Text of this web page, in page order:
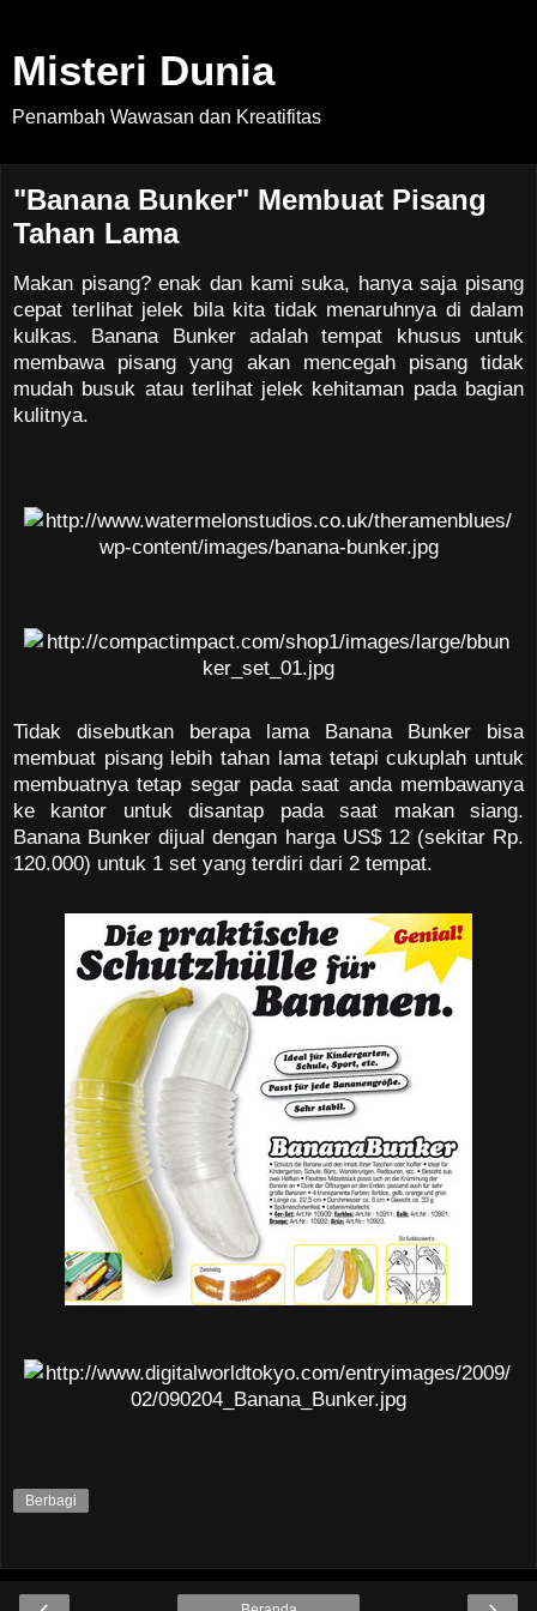
Misteri Dunia
Penambah Wawasan dan Kreatifitas
"Banana Bunker" Membuat Pisang
Tahan Lama
Makan pisang? enak dan kami suka, hanya saja pisang
cepat terlihat jelek bila kita tidak menaruhnya di dalam
kulkas. Banana Bunker adalah tempat khusus untuk
membawa pisang yang akan mencegah pisang tidak
mudah busuk atau terlihat jelek kehitaman pada bagian
kulitnya.
Tidak disebutkan berapa lama Banana Bunker bisa
membuat pisang lebih tahan lama tetapi cukuplah untuk
membuatnya tetap segar pada saat anda membawanya
ke kantor untuk disantap pada saat makan siang.
Banana Bunker dijual dengan harga US$ 12 (sekitar Rp.
120.000) untuk 1 set yang terdiri dari 2 tempat.
Berbagi